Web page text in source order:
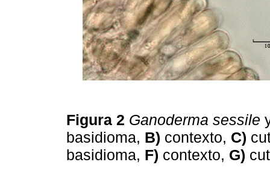
Figura 2 Ganoderma sessile
basidioma, B) contexto, C)
basidioma, F) contexto, G)